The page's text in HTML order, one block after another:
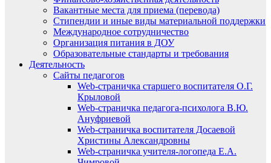
Вакантные места для приема (перевода)
Стипендии и иные виды материальной поддержки
Международное сотрудничество
Организация питания в ДОУ
Образовательные стандарты и требования
Деятельность
Сайты педагогов
Web-страничка старшего воспитателя О.Г.
Крыловой
Web-страничка педагога-психолога В.Ю.
Ануфриевой
Web-страничка воспитателя Досаевой
Христины Александровны
Web-страничка учителя-логопеда Е.А.